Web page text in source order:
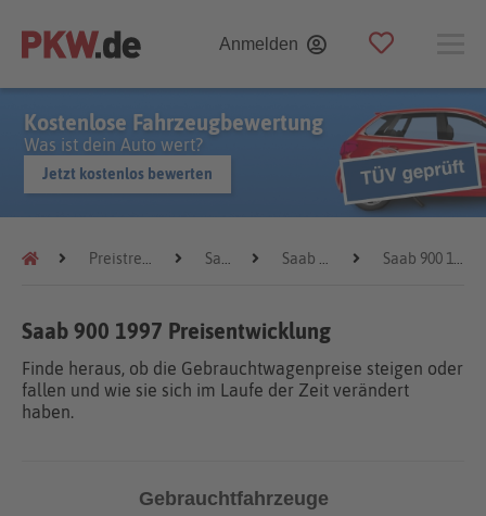
Anmelden
Kostenlose Fahrzeugbewertung
Was ist dein Auto wert?
Jetzt kostenlos bewerten
Preistrends Saab Saab 900 Saab 900 1997
Saab 900 1997 Preisentwicklung
Finde heraus, ob die Gebrauchtwagenpreise steigen oder
fallen und wie sie sich im Laufe der Zeit verändert
haben.
Gebrauchtfahrzeuge